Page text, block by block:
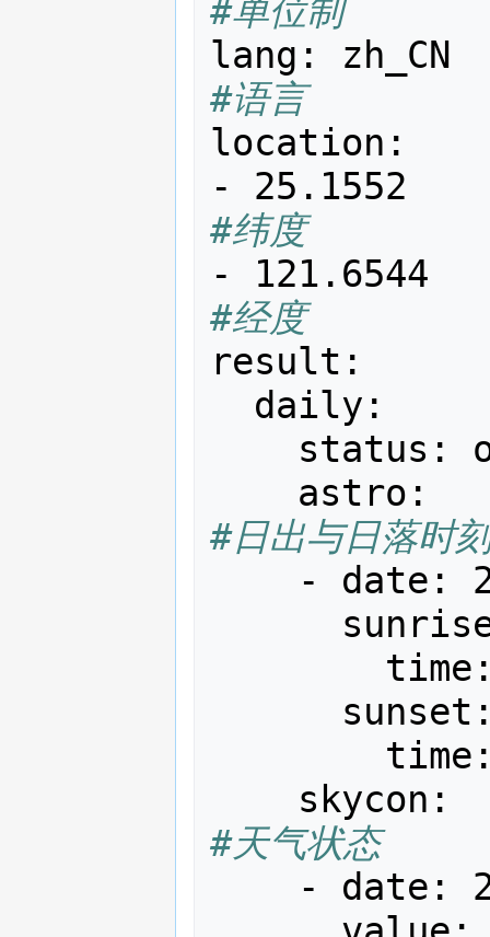
#单位制
lang :
zh_CN
#语言
location :
-
25.1552
#纬度
-
121.6544
#经度
result :
daily :
status :
astro :
#日出与日落时
-
date :
time
sunset
time
skycon :
#天气状态
-
date :